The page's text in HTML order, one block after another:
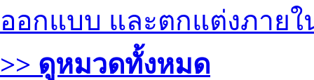
ออกแบบ และตกแต่งภายใ
>> ดูหมวดทั้งหมด